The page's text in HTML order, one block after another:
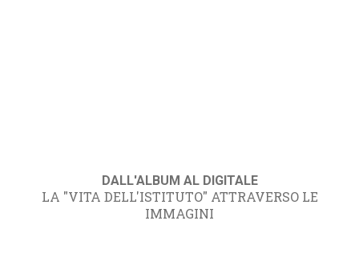
DALL'ALBUM AL DIGITALE
LA "VITA DELL'ISTITUTO" ATTRAVERSO LE
IMMAGINI